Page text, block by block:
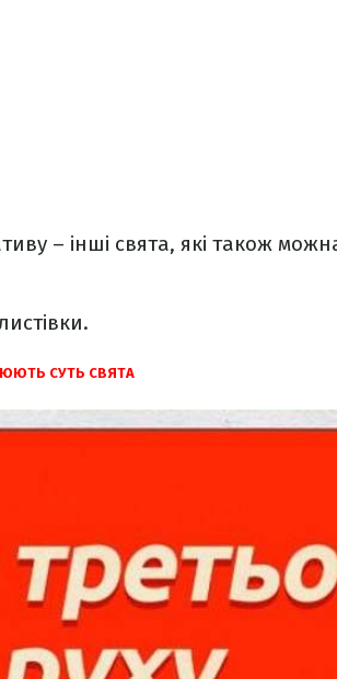
– інші свята, які також
СУТЬ СВЯТА